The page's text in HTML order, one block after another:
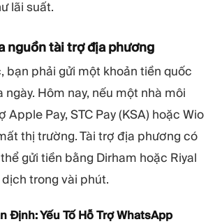
lãi suất.
nguồn tài trợ địa phương
bạn phải gửi một khoản tiền quốc
Hôm nay, nếu một nhà môi
Apple Pay, STC Pay (KSA) hoặc Wio
thị trường. Tài trợ địa phương có
gửi tiền bằng Dirham hoặc Riyal
trong vài phút.
Định: Yếu Tố Hỗ Trợ WhatsApp